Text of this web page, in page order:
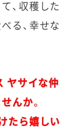
、収穫した
る、幸せな
ヤサイな仲
んか。
たら嬉しい